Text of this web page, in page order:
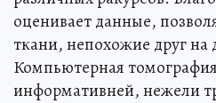
оценивает данные,
ткани, непохожие друг на
Компьютерная
информативней, нежели